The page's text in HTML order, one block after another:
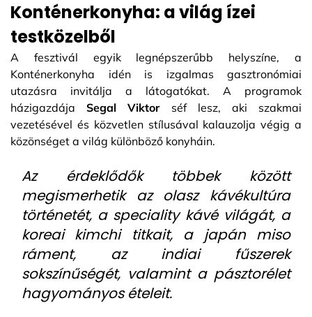
Konténerkonyha: a világ ízei
testközelből
A fesztivál egyik legnépszerűbb helyszíne, a
Konténerkonyha idén is izgalmas gasztronómiai
utazásra invitálja a látogatókat. A programok
házigazdájaSegal Viktorséf lesz, aki szakmai
vezetésével és közvetlen stílusával kalauzolja végig a
közönséget a világ különböző konyháin.
Az érdeklődők többek között
megismerhetik az olasz kávékultúra
történetét, a speciality kávé világát, a
koreai kimchi titkait, a japán miso
ráment, az indiai fűszerek
sokszínűségét, valamint a pásztorélet
hagyományos ételeit.